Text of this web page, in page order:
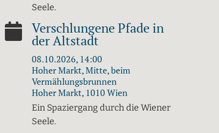
Seele.
Verschlungene Pfade in
der Altstadt
08.10.2026, 14:00
Hoher Markt, Mitte, beim
Vermählungsbrunnen
Hoher Markt, 1010 Wien
Ein Spaziergang durch die Wiener
Seele.